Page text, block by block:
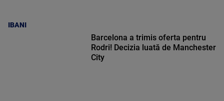
IBANI
Barcelona a trimis oferta pentru
Rodri! Decizia luată de Manchester
City